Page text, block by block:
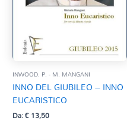
INWOOD. P. - M. MANGANI
INNO DEL GIUBILEO – INNO
EUCARISTICO
Da:€13,50